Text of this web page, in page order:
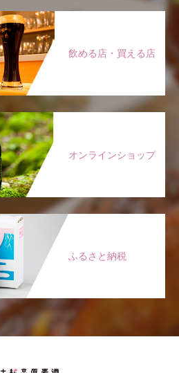
飲める店・買える店
オンラインショップ
ふるさと納税